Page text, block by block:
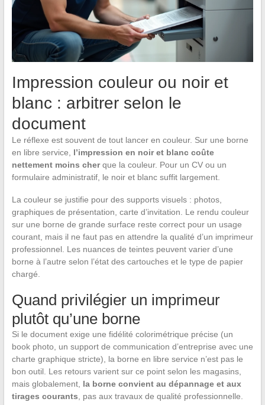
Impression couleur ou noir et
blanc : arbitrer selon le
document
Le réflexe est souvent de tout lancer en couleur. Sur une borne
en libre service, l’impression en noir et blanc coûte
nettement moins cherque la couleur. Pour un CV ou un
formulaire administratif, le noir et blanc suffit largement.
La couleur se justifie pour des supports visuels : photos,
graphiques de présentation, carte d’invitation. Le rendu couleur
sur une borne de grande surface reste correct pour un usage
courant, mais il ne faut pas en attendre la qualité d’un imprimeur
professionnel. Les nuances de teintes peuvent varier d’une
borne à l’autre selon l’état des cartouches et le type de papier
chargé.
Quand privilégier un imprimeur
plutôt qu’une borne
Si le document exige une fidélité colorimétrique précise (un
book photo, un support de communication d’entreprise avec une
charte graphique stricte), la borne en libre service n’est pas le
bon outil. Les retours varient sur ce point selon les magasins,
mais globalement, la borne convient au dépannage et aux
tirages courants , pas aux travaux de qualité professionnelle.